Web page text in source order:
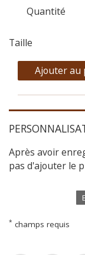
Quantité
Taille
Ajouter au
Après avoir
pas d'ajouter le
* champs requis